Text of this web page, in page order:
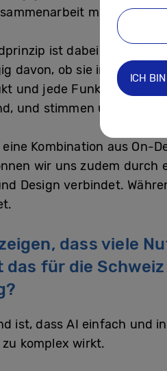
mit
ist dabei einfach:
davon, ob sie intern
und jede Funktion
und stimmen unsere
Kombination aus On-
wir uns zudem durch
Design verbindet.
dass viele
das für die
ist, dass AI einfach und
komplex wirkt.
ICH